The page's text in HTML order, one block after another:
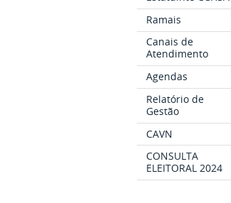
Ramais
Canais de
Atendimento
Agendas
Relatório de
Gestão
CAVN
CONSULTA
ELEITORAL 2024